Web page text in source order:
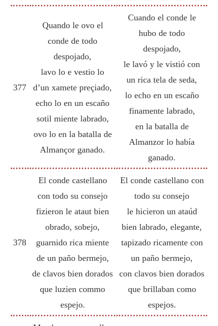
377
Quando le ovo el
conde de todo
despojado,
lavo lo e vestio lo
d’un xamete preçiado,
echo lo en un escaño
sotil miente labrado,
ovo lo en la batalla de
Almançor ganado.
Cuando el conde le
hubo de todo
despojado,
le lavó y le vistió con
un rica tela de seda,
lo echo en un escaño
finamente labrado,
en la batalla de
Almanzor lo había
ganado.
378
El conde castellano
con todo su consejo
fizieron le ataut bien
obrado, sobejo,
guarnido rica miente
de un paño bermejo,
de clavos bien dorados
que luzien commo
espejo.
El conde castellano con
todo su consejo
le hicieron un ataúd
bien labrado, elegante,
tapizado ricamente con
un paño bermejo,
con clavos bien dorados
que brillaban como
espejos.